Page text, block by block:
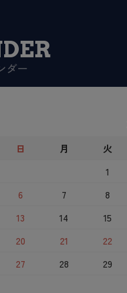
ダー
日 月 火
1
6
7 8
13
14 15
20
21 22
27
28 29